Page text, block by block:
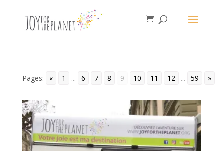
Pages: « 1 ... 6 7 8 9 10 11 12 ... 59 »